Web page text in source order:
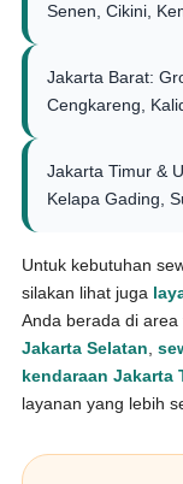
Senen, Cikini,
Jakarta Barat:
Cengkareng,
Jakarta Timur &
Kelapa Gading,
Untuk kebutuhan
silakan lihat juga
Anda berada di
Jakarta Selatan ,
kendaraan Jakarta
layanan yang lebih